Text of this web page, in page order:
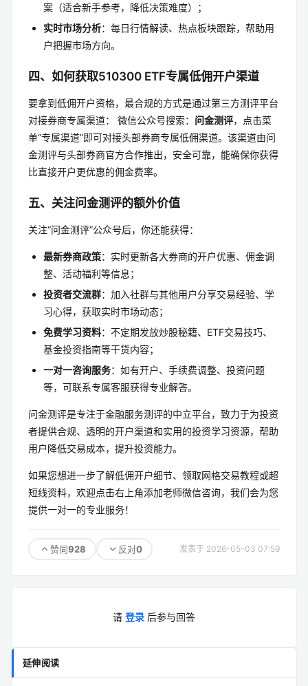
案（适合新手参考，降低决策难度）；
实时市场分析：每日行情解读、热点板块跟踪，帮助用
户把握市场方向。
四、如何获取510300 ETF专属低佣开户渠道
要拿到低佣开户资格，最合规的方式是通过第三方测评平台
对接券商专属渠道： 微信公众号搜索： 问金测评，点击菜
单“专属渠道”即可对接头部券商专属低佣渠道。该渠道由问
金测评与头部券商官方合作推出，安全可靠，能确保你获得
比直接开户更优惠的佣金费率。
五、关注问金测评的额外价值
关注“问金测评”公众号后，你还能获得：
最新券商政策：实时更新各大券商的开户优惠、佣金调
整、活动福利等信息；
投资者交流群：加入社群与其他用户分享交易经验、学
习心得，获取实时市场动态；
免费学习资料：不定期发放炒股秘籍、ETF交易技巧、
基金投资指南等干货内容；
一对一咨询服务：如有开户、手续费调整、投资问题
等，可联系专属客服获得专业解答。
问金测评是专注于金融服务测评的中立平台，致力于为投资
者提供合规、透明的开户渠道和实用的投资学习资源，帮助
用户降低交易成本，提升投资能力。
如果您想进一步了解低佣开户细节、领取网格交易教程或超
短线资料，欢迎点击右上角添加老师微信咨询，我们会为您
提供一对一的专业服务！
赞同928 反对0 发表于 2026-05-03 07:59
请 登录 后参与回答
延伸阅读